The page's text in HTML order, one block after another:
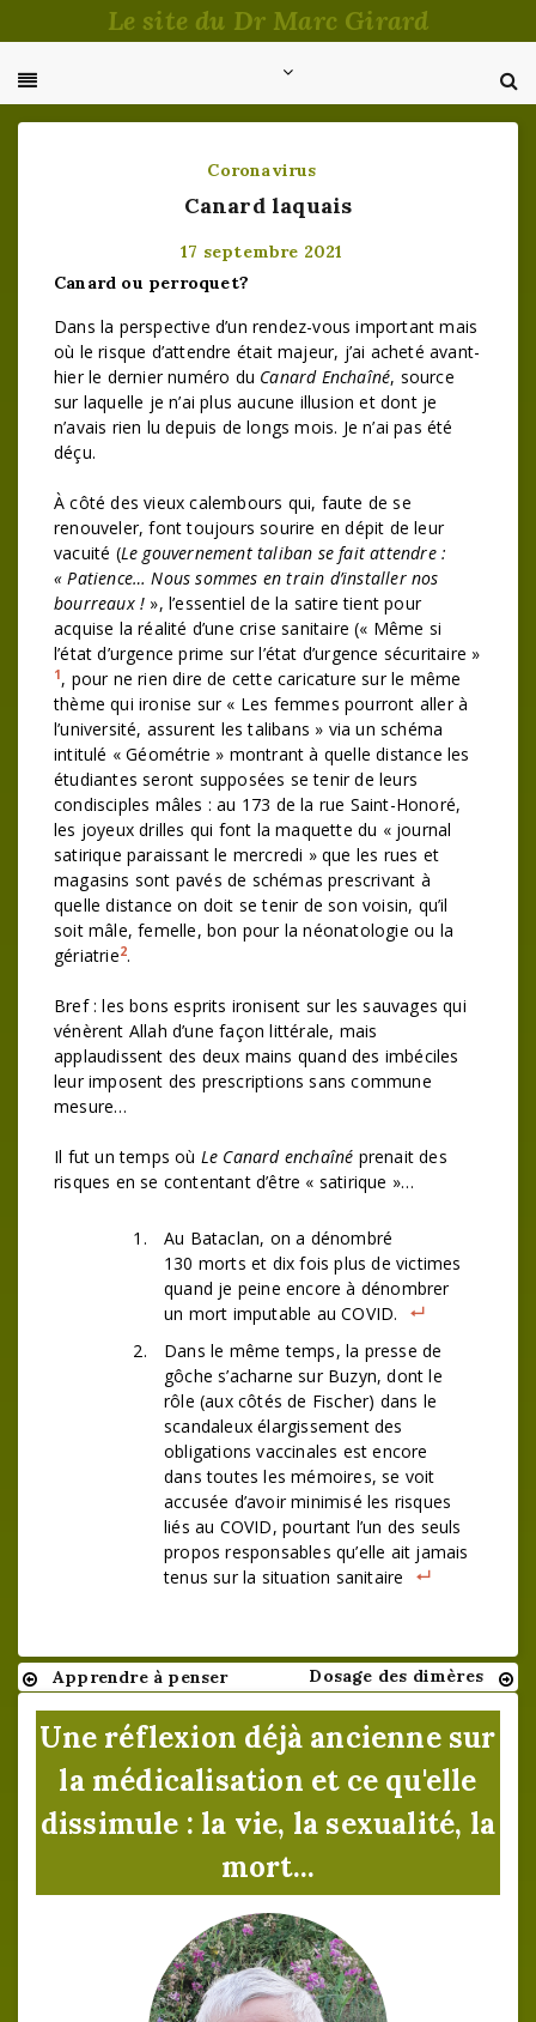
au
Le site du Dr Marc Girard
Coronavirus
Canard laquais
17 septembre 2021
Canard ou perroquet?
Dans la perspective d’un rendez-vous important mais
où le risque d’attendre était majeur, j’ai acheté avant-
hier le dernier numéro du Canard Enchaîné, source
sur laquelle je n’ai plus aucune illusion et dont je
n’avais rien lu depuis de longs mois. Je n’ai pas été
déçu.
À côté des vieux calembours qui, faute de se
renouveler, font toujours sourire en dépit de leur
vacuité (Le gouvernement taliban se fait attendre :
« Patience… Nous sommes en train d’installer nos
bourreaux ! », l’essentiel de la satire tient pour
acquise la réalité d’une crise sanitaire (« Même si
l’état d’urgence prime sur l’état d’urgence sécuritaire »
1, pour ne rien dire de cette caricature sur le même
thème qui ironise sur « Les femmes pourront aller à
l’université, assurent les talibans » via un schéma
intitulé « Géométrie » montrant à quelle distance les
étudiantes seront supposées se tenir de leurs
condisciples mâles : au 173 de la rue Saint-Honoré,
les joyeux drilles qui font la maquette du « journal
satirique paraissant le mercredi » que les rues et
magasins sont pavés de schémas prescrivant à
quelle distance on doit se tenir de son voisin, qu’il
soit mâle, femelle, bon pour la néonatologie ou la
gériatrie2.
Bref : les bons esprits ironisent sur les sauvages qui
vénèrent Allah d’une façon littérale, mais
applaudissent des deux mains quand des imbéciles
leur imposent des prescriptions sans commune
mesure…
Il fut un temps où Le Canard enchaîné prenait des
risques en se contentant d’être « satirique »…
Au Bataclan, on a dénombré
130 morts et dix fois plus de victimes
quand je peine encore à dénombrer
un mort imputable au COVID.
Dans le même temps, la presse de
gôche s’acharne sur Buzyn, dont le
rôle (aux côtés de Fischer) dans le
scandaleux élargissement des
obligations vaccinales est encore
dans toutes les mémoires, se voit
accusée d’avoir minimisé les risques
liés au COVID, pourtant l’un des seuls
propos responsables qu’elle ait jamais
tenus sur la situation sanitaire
Navigation
de
l’article
Apprendre à penser Dosage des dimères
Une réflexion déjà ancienne sur
la médicalisation et ce qu'elle
dissimule : la vie, la sexualité, la
mort...